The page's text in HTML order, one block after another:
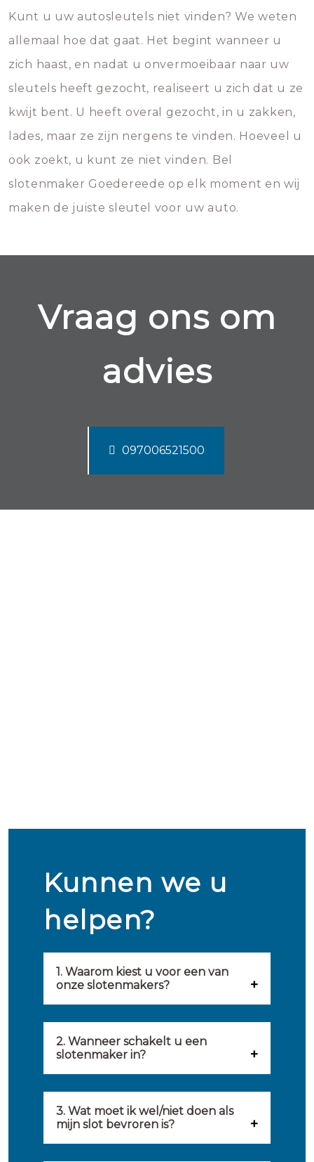
Kunt u uw autosleutels niet vinden? We weten
allemaal hoe dat gaat. Het begint wanneer u
zich haast, en nadat u onvermoeibaar naar uw
sleutels heeft gezocht, realiseert u zich dat u ze
kwijt bent. U heeft overal gezocht, in u zakken,
lades, maar ze zijn nergens te vinden. Hoeveel u
ook zoekt, u kunt ze niet vinden. Bel
slotenmaker Goedereede op elk moment en wij
maken de juiste sleutel voor uw auto.
Vraag ons om
advies
097006521500
Kunnen we u
helpen?
1. Waarom kiest u voor een van
onze slotenmakers?
geselecteerd op kwaliteit,
partij om u van dienst te zijn.
2. Wanneer schakelt u een
slotenmaker in?
slotenmaker inschakelen
wanneer: u uzelf heeft
3. Wat moet ik wel/niet doen als
mijn slot bevroren is?